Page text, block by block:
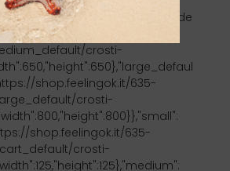
shop.feelingok.it/635-
crosti-
shop.feelingok.it/635-
crosti-
shop.feelingok.it/635-
cart_default/crosti-